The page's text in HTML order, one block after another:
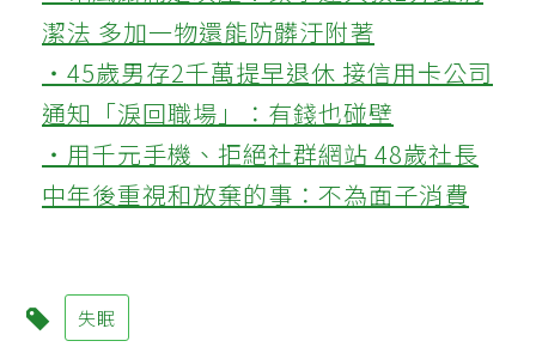
潔法 多加一物還能防髒汙附著
‧45歲男存2千萬提早退休 接信用卡公司
通知「淚回職場」：有錢也碰壁
‧用千元手機、拒絕社群網站 48歲社長
中年後重視和放棄的事：不為面子消費
失眠